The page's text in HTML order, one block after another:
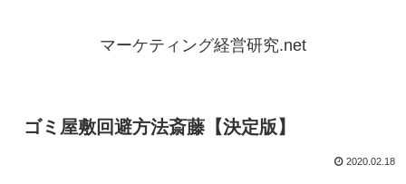
マーケティング経営研究.net
ゴミ屋敷回避方法斎藤【決定版】
2020.02.18